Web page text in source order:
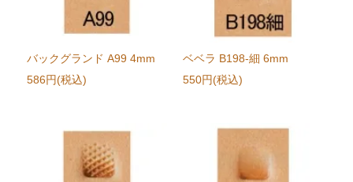
バックグランド A99 4mm
586円(税込)
ベベラ B198-細 6mm
550円(税込)